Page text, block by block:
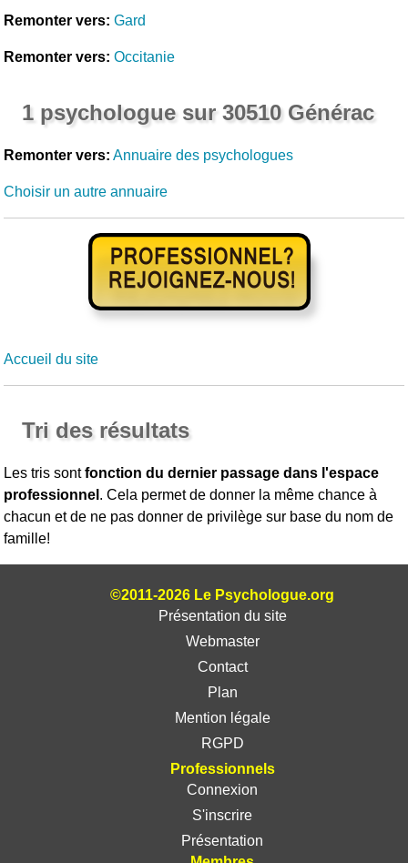
Remonter vers: Gard
Remonter vers: Occitanie
1 psychologue sur 30510 Générac
Remonter vers: Annuaire des psychologues
Choisir un autre annuaire
Accueil du site
Tri des résultats
Les tris sontfonction du dernier passage dans l'espace
professionnel . Cela permet de donner la même chance à
chacun et de ne pas donner de privilège sur base du nom de
famille!
©2011-2026 Le Psychologue.org
Présentation du site
Webmaster
Contact
Plan
Mention légale
RGPD
Professionnels
Connexion
S'inscrire
Présentation